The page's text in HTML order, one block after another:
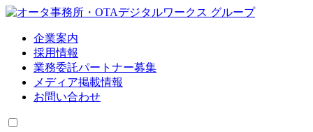
企業案内
採用情報
業務委託パートナー募集
メディア掲載情報
お問い合わせ